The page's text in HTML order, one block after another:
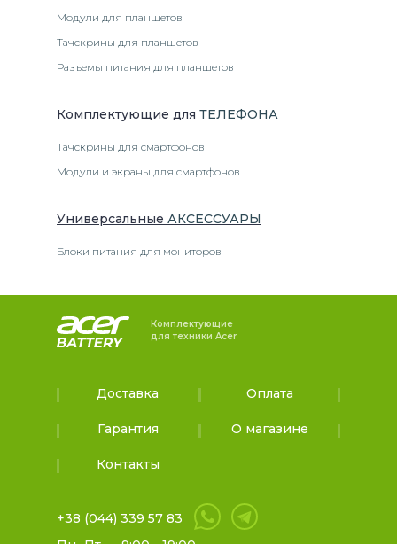
Модули для планшетов
Тачскрины для планшетов
Разъемы питания для планшетов
Комплектующие для ТЕЛЕФОНА
Тачскрины для смартфонов
Модули и экраны для смартфонов
Универсальные АКСЕССУАРЫ
Блоки питания для мониторов
Комплектующие
для техники Acer
Доставка Оплата
Гарантия О магазине
Контакты
+38 (044) 339 57 83